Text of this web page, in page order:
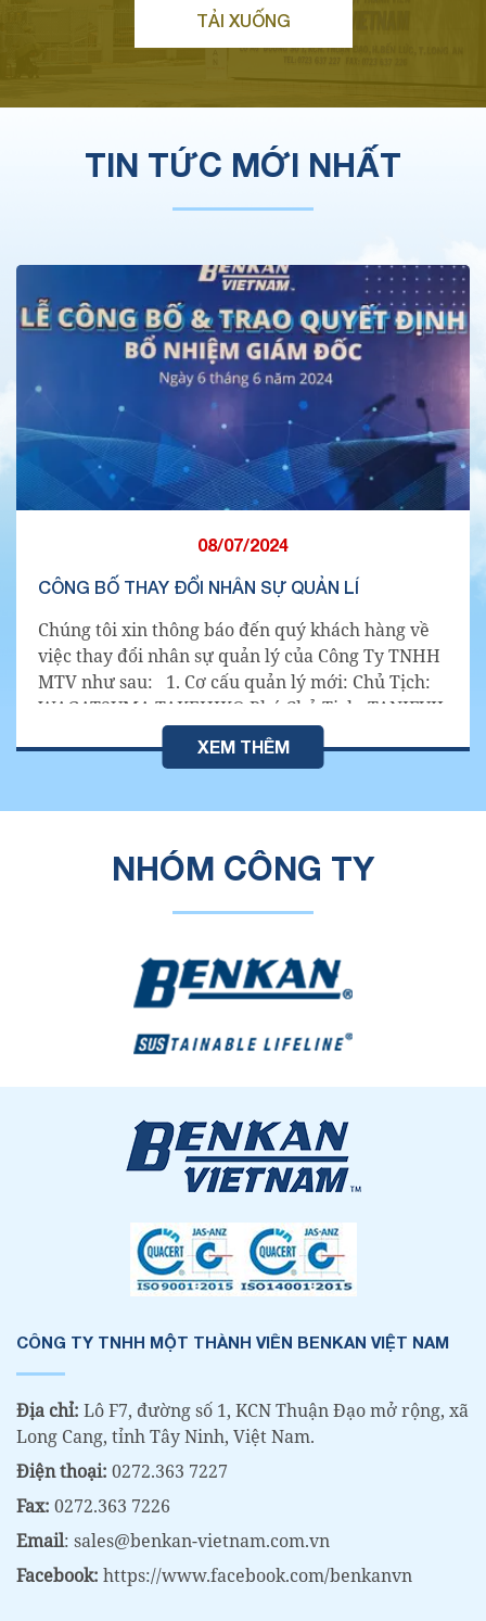
TẢI XUỐNG
TIN TỨC MỚI NHẤT
08/07/2024
CÔNG BỐ THAY ĐỔI NHÂN SỰ QUẢN LÍ
Chúng tôi xin thông báo đến quý khách hàng về
việc thay đổi nhân sự quản lý của Công Ty TNHH
MTV như sau: 1. Cơ cấu quản lý mới: Chủ Tịch:
WAGATSUMA TAKEHIKO Phó Chủ Tịch: TANIFUJI
SHINGO Giám Đốc: TRẦN SƠN NGỌC HẢI 2. Cơ
cấu quản lý cũ: Chủ Tịch: WAGATSUMA
điểm thay đổi: Từ ngày 1 tháng 6 năm 2024
XEM THÊM
NHÓM CÔNG TY
CÔNG TY TNHH MỘT THÀNH VIÊN BENKAN VIỆT NAM
Địa chỉ: Lô F7, đường số 1, KCN Thuận Đạo mở rộng, xã
Long Cang, tỉnh Tây Ninh, Việt Nam.
Điện thoại: 0272.363 7227
Fax: 0272.363 7226
Email: sales@benkan-vietnam.com.vn
Facebook: https://www.facebook.com/benkanvn